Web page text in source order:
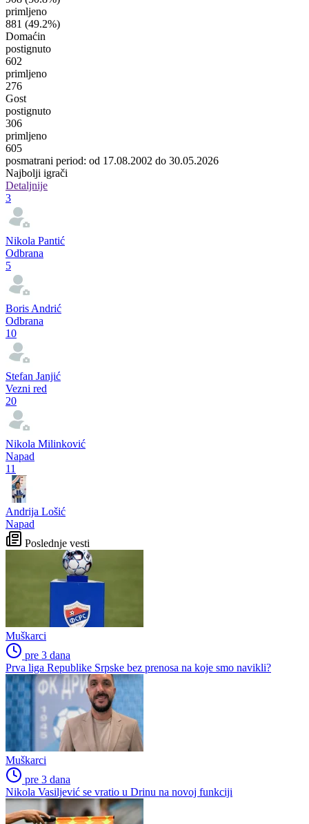
primljeno
881 (49.2%)
Domaćin
postignuto
602
primljeno
276
Gost
postignuto
306
primljeno
605
posmatrani period: od 17.08.2002 do 30.05.2026
Najbolji igrači
Detaljnije
3
Nikola Pantić
Odbrana
5
Boris Andrić
Odbrana
10
Stefan Janjić
Vezni red
20
Nikola Milinković
Napad
11
Andrija Lošić
Napad
Poslednje vesti
Muškarci
pre 3 dana
Prva liga Republike Srpske bez prenosa na koje smo navikli?
Muškarci
pre 3 dana
Nikola Vasiljević se vratio u Drinu na novoj funkciji